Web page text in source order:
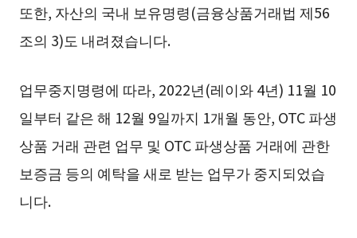
또한, 자산의 국내 보유명령(금융상품거래법 제56
조의 3)도 내려졌습니다.
업무중지명령에 따라, 2022년(레이와 4년) 11월 10
일부터 같은 해 12월 9일까지 1개월 동안, OTC 파생
상품 거래 관련 업무 및 OTC 파생상품 거래에 관한
보증금 등의 예탁을 새로 받는 업무가 중지되었습
니다.